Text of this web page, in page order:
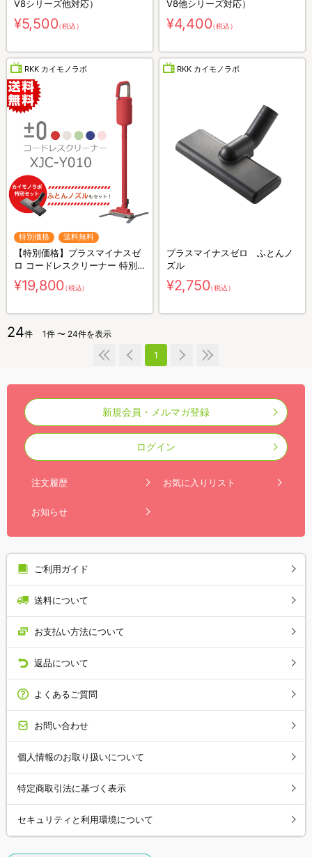
V8シリーズ他対応）
¥5,500（税込）
V8他シリーズ対応）
¥4,400（税込）
RKK カイモノラボ
特別価格 送料無料
【特別価格】プラスマイナスゼ
ロ コードレスクリーナー 特別
セット（送料無料）
¥19,800（税込）
RKK カイモノラボ
プラスマイナスゼロ ふとんノ
ズル
¥2,750（税込）
24件 1件 〜 24件を表示
1
新規会員・メルマガ登録
ログイン
注文履歴 お気に入りリスト
お知らせ
ご利用ガイド
送料について
お支払い方法について
返品について
よくあるご質問
お問い合わせ
個人情報のお取り扱いについて
特定商取引法に基づく表示
セキュリティと利用環境について